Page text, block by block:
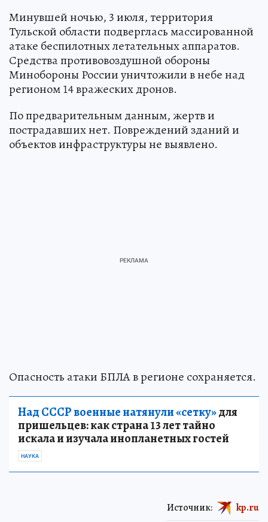
Минувшей ночью, 3 июля, территория
Тульской области подверглась массированной
атаке беспилотных летательных аппаратов.
Средства противовоздушной обороны
Минобороны России уничтожили в небе над
регионом 14 вражеских дронов.
По предварительным данным, жертв и
пострадавших нет. Повреждений зданий и
объектов инфраструктуры не выявлено.
Опасность атаки БПЛА в регионе сохраняется.
Над СССР военные натянули «сетку»для
пришельцев: как страна 13 лет тайно
искала и изучала инопланетных гостей
НАУКА
Источник: kp.ru